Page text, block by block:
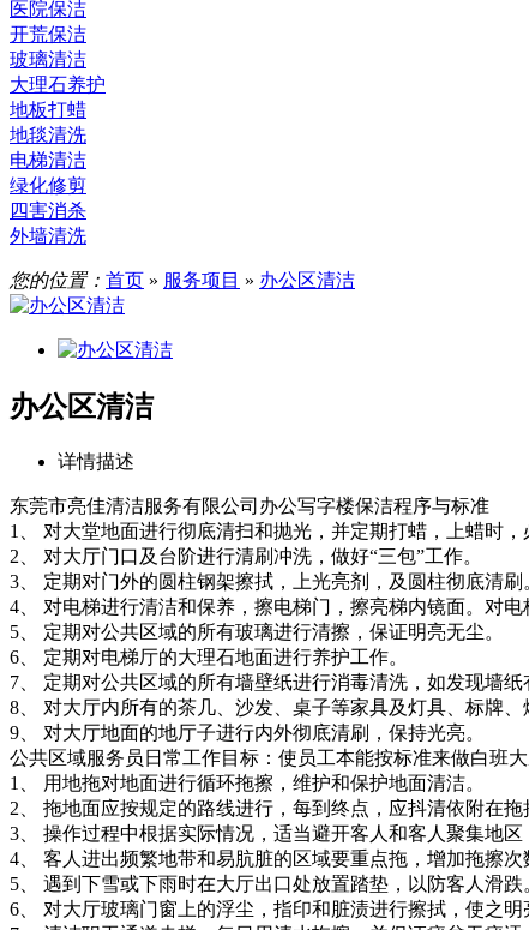
医院保洁
开荒保洁
玻璃清洁
大理石养护
地板打蜡
地毯清洗
电梯清洁
绿化修剪
四害消杀
外墙清洗
您的位置： 首页 » 服务项目 » 办公区清洁
办公区清洁
详情描述
东莞市亮佳清洁服务有限公司办公写字楼保洁程序与标准
1、 对大堂地面进行彻底清扫和抛光，并定期打蜡，上蜡时
2、 对大厅门口及台阶进行清刷冲洗，做好“三包”工作。
3、 定期对门外的圆柱钢架擦拭，上光亮剂，及圆柱彻底清刷
4、 对电梯进行清洁和保养，擦电梯门，擦亮梯内镜面。对
5、 定期对公共区域的所有玻璃进行清擦，保证明亮无尘。
6、 定期对电梯厅的大理石地面进行养护工作。
7、 定期对公共区域的所有墙壁纸进行消毒清洗，如发现墙纸
8、 对大厅内所有的茶几、沙发、桌子等家具及灯具、标牌
9、 对大厅地面的地厅子进行内外彻底清刷，保持光亮。
公共区域服务员日常工作目标：使员工本能按标准来做白班
1、 用地拖对地面进行循环拖擦，维护和保护地面清洁。
2、 拖地面应按规定的路线进行，每到终点，应抖清依附在拖
3、 操作过程中根据实际情况，适当避开客人和客人聚集地
4、 客人进出频繁地带和易肮脏的区域要重点拖，增加拖擦次
5、 遇到下雪或下雨时在大厅出口处放置踏垫，以防客人滑跌
6、 对大厅玻璃门窗上的浮尘，指印和脏渍进行擦拭，使之明